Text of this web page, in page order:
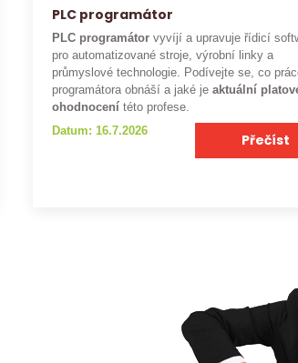
PLC programátor
PLC programátor vyvíjí a upravuje řídicí
pro automatizované stroje, výrobní linky a
průmyslové technologie. Podívejte se, co
programátora obnáší a jaké je aktuální
ohodnocení této profese.
Datum: 16.7.2026
Přečíst